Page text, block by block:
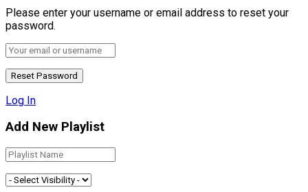
Please enter your username or email address to reset your
password.
Log In
Add New Playlist